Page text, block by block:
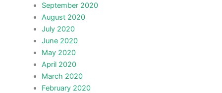
September 2020
August 2020
July 2020
June 2020
May 2020
April 2020
March 2020
February 2020